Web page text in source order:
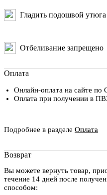
Гладить подошвой
Отбеливание запрещено
Оплата
Онлайн-оплата на сайте по
Оплата при получении в
Подробнее в разделе Оплата
Возврат
Вы можете вернуть товар,
течение 14 дней после
способом: